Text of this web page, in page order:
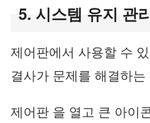
5. 시스템 유지 관
제어판에서 사용할 수
결사가 문제를 해결하
제어판 을 열고 큰 아이